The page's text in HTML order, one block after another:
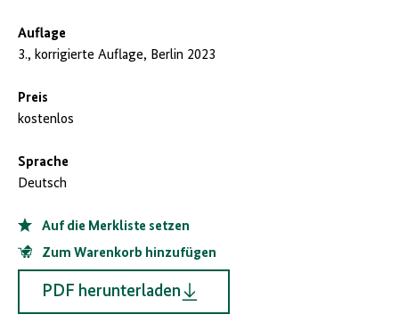
Auflage
3., korrigierte Auflage, Berlin 2023
Preis
kostenlos
Sprache
Deutsch
Auf die Merkliste setzen
Zum Warenkorb hinzufügen
PDF herunterladen